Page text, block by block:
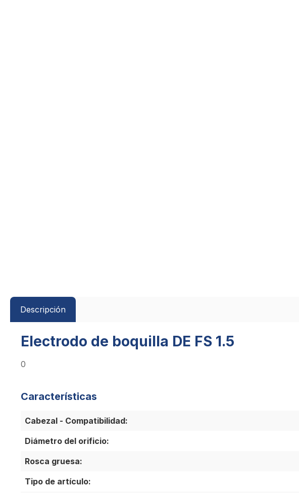
Descripción
Electrodo de boquilla DE FS 1.5
0
Características
Cabezal - Compatibilidad:
Diámetro del orificio:
Rosca gruesa:
Tipo de artículo: